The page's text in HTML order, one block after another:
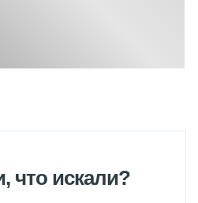
что искали?